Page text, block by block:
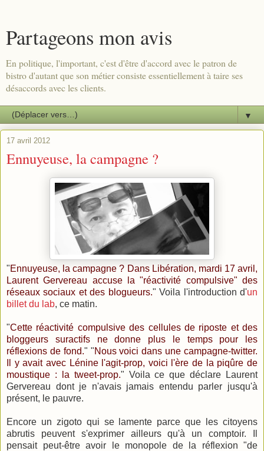
Partageons mon avis
En politique, l'important, c'est d'être d'accord avec le patron de
bistro d'autant que son métier consiste essentiellement à taire ses
désaccords avec les clients.
▼
17 avril 2012
Ennuyeuse, la campagne ?
"Ennuyeuse, la campagne ? Dans Libération, mardi 17 avril,
Laurent Gervereau accuse la "réactivité compulsive" des
réseaux sociaux et des blogueurs." Voila l'introduction d'un
billet du lab, ce matin.
"Cette réactivité compulsive des cellules de riposte et des
bloggeurs suractifs ne donne plus le temps pour les
réflexions de fond." "Nous voici dans une campagne-twitter.
Il y avait avec Lénine l'agit-prop, voici l'ère de la piqûre de
moustique : la tweet-prop." Voila ce que déclare Laurent
Gervereau dont je n'avais jamais entendu parler jusqu'à
présent, le pauvre.
Encore un zigoto qui se lamente parce que les citoyens
abrutis peuvent s'exprimer ailleurs qu'à un comptoir. Il
pensait peut-être avoir le monopole de la réflexion "de